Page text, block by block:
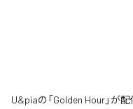
U&piaの「Golden Hour」が